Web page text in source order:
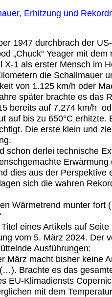
Erhitzung und
1947 durchbrach der
„Chuck“ Yeager mit
X-1 als erster Mensch im
die Schallmauer
von 1.125 km/h oder
später brachte es das
bereits auf 7.274 km/h
auf bis zu 650°C erhitzte.
Die erste klein und
schon derlei technische
Erwärmung
dies aus der Perspektive
sich die wahren
Wärmetrend munter
eines Artikels auf
vom 5. März 2024. Der
Ausführungen:
März macht bisher keine
Brachte es das
EU-Klimadiensts
mit dem